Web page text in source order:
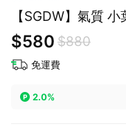
【SGDW】氣質
$580 $880
免運費
2.0%